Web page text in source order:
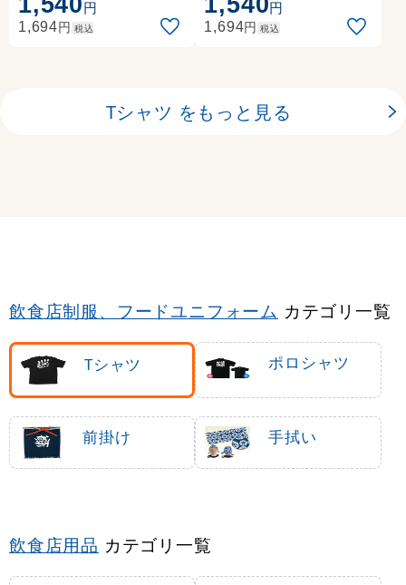
円
1,694円 税込
円
1,694円 税込
Tシャツ をもっと見る
飲食店制服、フードユニフォーム カテゴリ一覧
Tシャツ ポロシャツ
前掛け 手拭い
飲食店用品 カテゴリ一覧